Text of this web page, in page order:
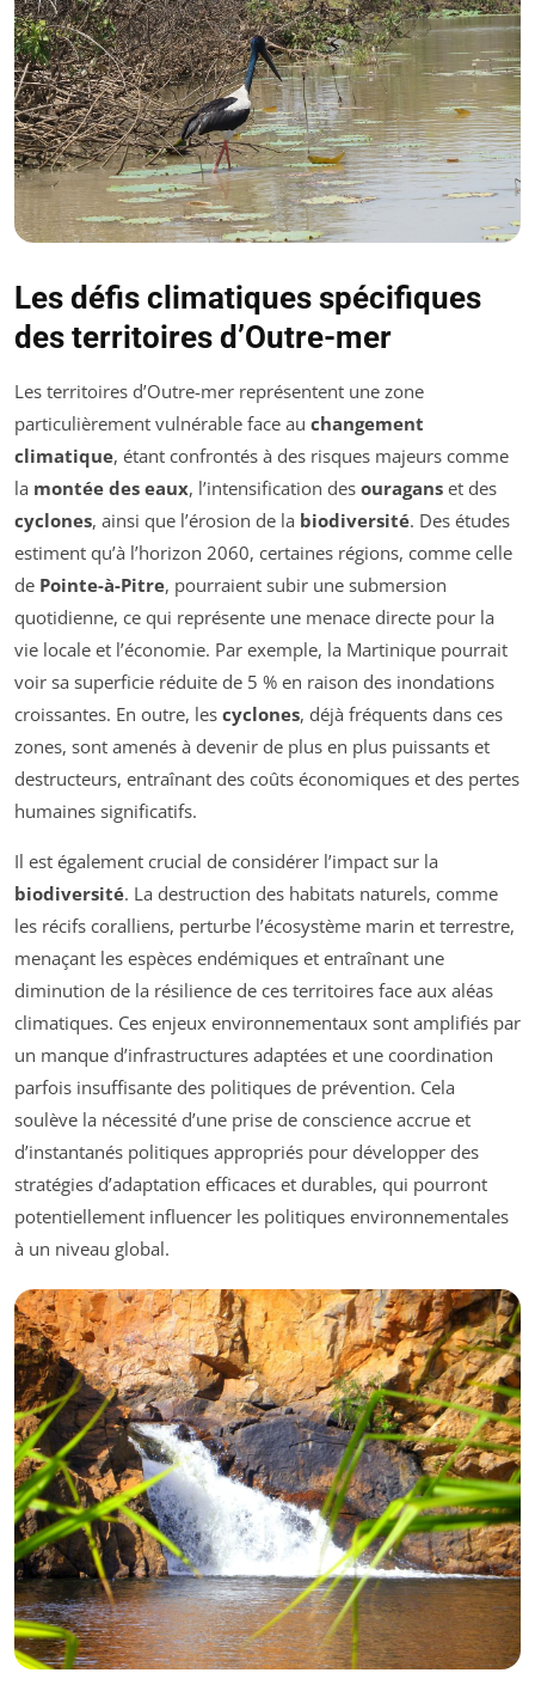
Les défis climatiques spécifiques
des territoires d’Outre-mer
Les territoires d’Outre-mer représentent une zone
particulièrement vulnérable face au changement
climatique, étant confrontés à des risques majeurs comme
la montée des eaux, l’intensification des ouragans et des
cyclones, ainsi que l’érosion de la biodiversité. Des études
estiment qu’à l’horizon 2060, certaines régions, comme celle
de Pointe-à-Pitre, pourraient subir une submersion
quotidienne, ce qui représente une menace directe pour la
vie locale et l’économie. Par exemple, la Martinique pourrait
voir sa superficie réduite de 5 % en raison des inondations
croissantes. En outre, les cyclones, déjà fréquents dans ces
zones, sont amenés à devenir de plus en plus puissants et
destructeurs, entraînant des coûts économiques et des pertes
humaines significatifs.
Il est également crucial de considérer l’impact sur la
biodiversité. La destruction des habitats naturels, comme
les récifs coralliens, perturbe l’écosystème marin et terrestre,
menaçant les espèces endémiques et entraînant une
diminution de la résilience de ces territoires face aux aléas
climatiques. Ces enjeux environnementaux sont amplifiés par
un manque d’infrastructures adaptées et une coordination
parfois insuffisante des politiques de prévention. Cela
soulève la nécessité d’une prise de conscience accrue et
d’instantanés politiques appropriés pour développer des
stratégies d’adaptation efficaces et durables, qui pourront
potentiellement influencer les politiques environnementales
à un niveau global.